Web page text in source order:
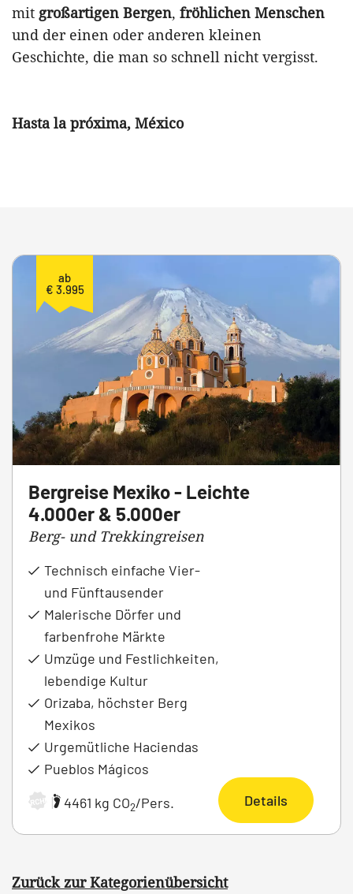
mit großartigen Bergen, fröhlichen Menschen
und der einen oder anderen kleinen
Geschichte, die man so schnell nicht vergisst.
Hasta la próxima, México
ab
€ 3.995
Bergreise Mexiko - Leichte
4.000er & 5.000er
Berg- und Trekkingreisen
Technisch einfache Vier-
und Fünftausender
Malerische Dörfer und
farbenfrohe Märkte
Umzüge und Festlichkeiten,
lebendige Kultur
Orizaba, höchster Berg
Mexikos
Urgemütliche Haciendas
Pueblos Mágicos
ARCHIV | 4461 kg CO2/Pers. Details
Zurück zur Kategorienübersicht